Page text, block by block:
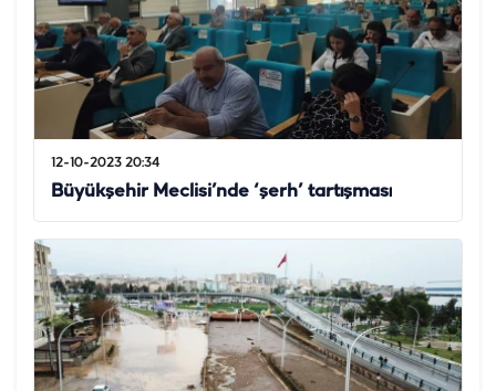
12-10-2023 20:34
Büyükşehir Meclisi’nde ‘şerh’ tartışması